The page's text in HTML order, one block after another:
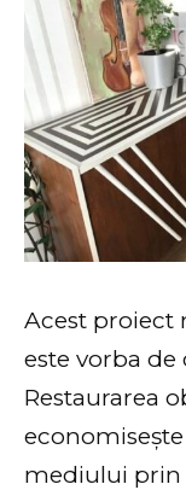
Acest proiect
este vorba de
Restaurarea
mediului prin